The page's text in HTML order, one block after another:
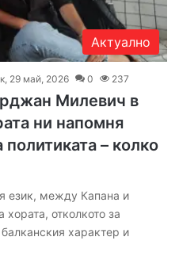
Актуално
29 май, 2026 0 237
Милевич в
ни напомня
– колко
език, между Капана и
хората, отколкото за
характер и